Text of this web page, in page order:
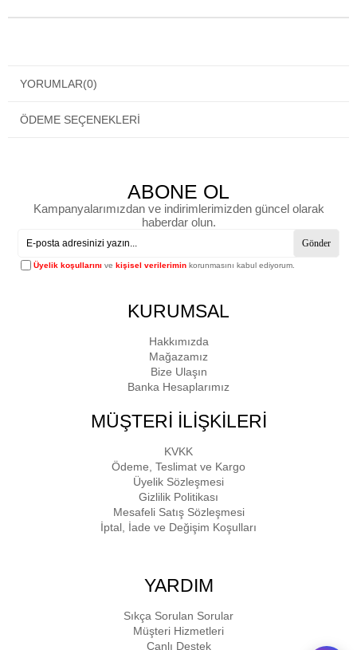
YORUMLAR(0)
ÖDEME SEÇENEKLERI
ABONE OL
Kampanyalarımızdan ve indirimlerimizden güncel olarak
haberdar olun.
Gönder
Üyelik koşullarını vekişisel verilerimin korunmasını kabul ediyorum.
KURUMSAL
Hakkımızda
Mağazamız
Bize Ulaşın
Banka Hesaplarımız
MÜŞTERİ İLİŞKİLERİ
KVKK
Ödeme, Teslimat ve Kargo
Üyelik Sözleşmesi
Gizlilik Politikası
Mesafeli Satış Sözleşmesi
İptal, İade ve Değişim Koşulları
YARDIM
Sıkça Sorulan Sorular
Müşteri Hizmetleri
Canlı Destek